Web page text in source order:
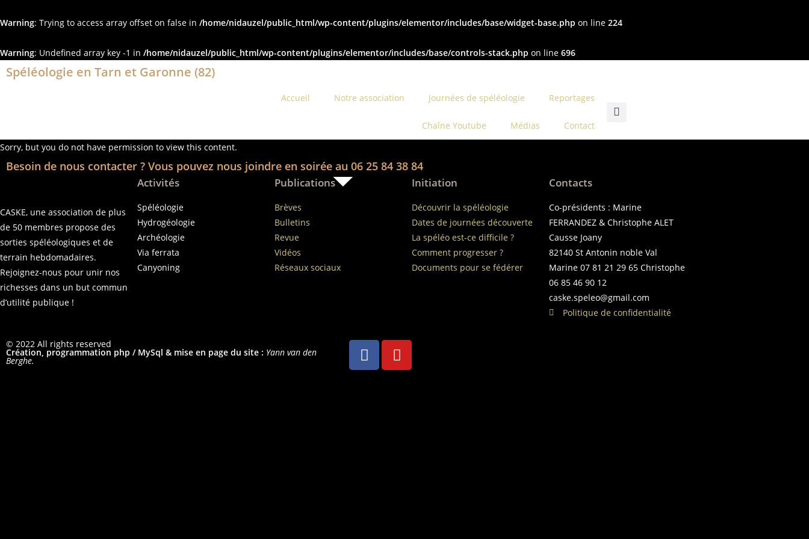
Warning: Trying to access array offset on false in /home/nidauzel/public_html/wp-content/plugins/elementor/includes/base/widget-base.php on line 224
Warning: Undefined array key -1 in /home/nidauzel/public_html/wp-content/plugins/elementor/includes/base/controls-stack.php on line 696
Spéléologie en Tarn et Garonne (82)
Accueil Notre association Journées de spéléologie Reportages
Chaîne Youtube Médias
Contact
Sorry, but you do not have permission to view this content.
Besoin de nous contacter ? Vous pouvez nous joindre en soirée au 06 25 84 38 84
CASKE, une association de plus
de 50 membres propose des
sorties spéléologiques et de
terrain hebdomadaires.
Rejoignez-nous pour unir nos
richesses dans un but commun
d’utilité publique !
Activités
Spéléologie
Hydrogéologie
Archéologie
Via ferrata
Canyoning
Publications
Brèves
Bulletins
Revue
Vidéos
Réseaux sociaux
Initiation
Découvrir la spéléologie
Dates de journées découverte
La spéléo est-ce difficile ?
Comment progresser ?
Documents pour se fédérer
Contacts
Co-présidents : Marine
FERRANDEZ & Christophe ALET
Causse Joany
82140 St Antonin noble Val
Marine 07 81 21 29 65 Christophe
06 85 46 90 12
caske.speleo@gmail.com
Politique de confidentialité
© 2022 All rights reserved
Création, programmation php / MySql & mise en page du site : Yann van den
Berghe.